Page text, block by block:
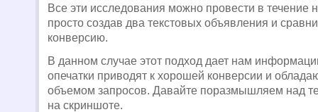
Все эти исследования можно провести в течение
просто создав два текстовых объявления и
конверсию.
В данном случае этот подход дает нам
опечатки приводят к хорошей конверсии и
объемом запросов. Давайте поразмышляем над
на скриншоте.